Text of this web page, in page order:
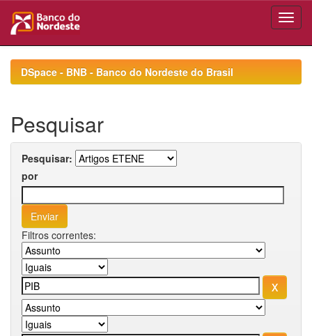
navigationDSpace - BNB - Banco do Nordeste do Brasil
Pesquisar
Pesquisar:
por
Filtros correntes: